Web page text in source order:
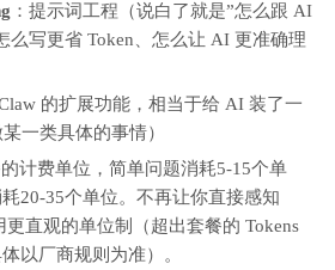
：提示词工程（说白了就是”怎么跟 AI
么写更省 Token、怎么让 AI 更准确理
的扩展功能，相当于给 AI 装了一
一类具体的事情）
的计费单位，简单问题消耗5-15个单
20-35个单位。不再让你直接感知
更直观的单位制（超出套餐的 Tokens
以厂商规则为准）。